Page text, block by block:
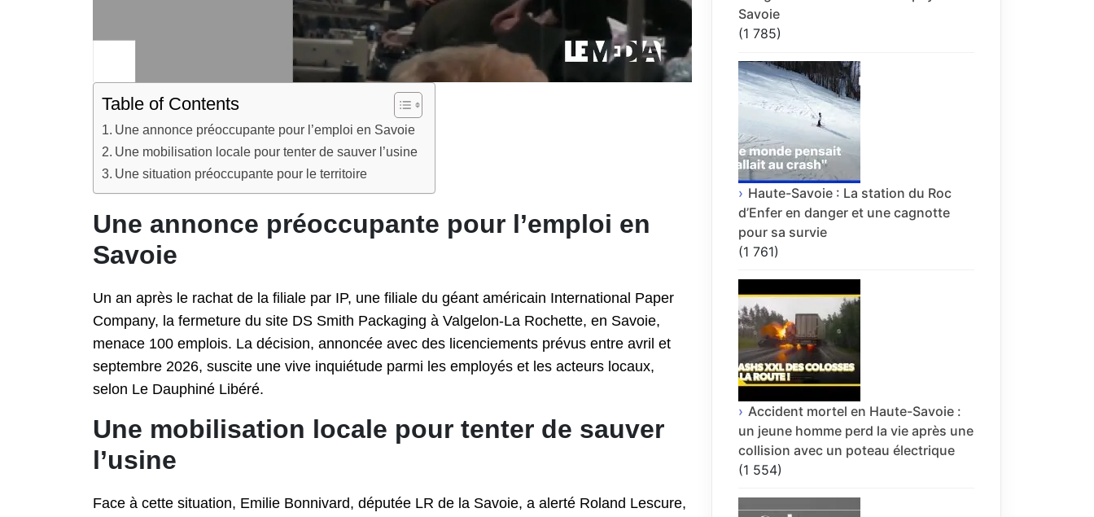
Table of Contents
Une annonce préoccupante pour l’emploi en Savoie
Une mobilisation locale pour tenter de sauver l’usine
Une situation préoccupante pour le territoire
Une annonce préoccupante pour l’emploi en
Savoie
Un an après le rachat de la filiale par IP, une filiale du géant américain International Paper
Company, la fermeture du site DS Smith Packaging à Valgelon-La Rochette, en Savoie,
menace 100 emplois. La décision, annoncée avec des licenciements prévus entre avril et
septembre 2026, suscite une vive inquiétude parmi les employés et les acteurs locaux,
selon Le Dauphiné Libéré.
Une mobilisation locale pour tenter de sauver
l’usine
Face à cette situation, Emilie Bonnivard, députée LR de la Savoie, a alerté Roland Lescure,
Savoie
(1 785)
Haute-Savoie : La station du Roc
d’Enfer en danger et une cagnotte
pour sa survie
(1 761)
Accident mortel en Haute-Savoie :
un jeune homme perd la vie après une
collision avec un poteau électrique
(1 554)